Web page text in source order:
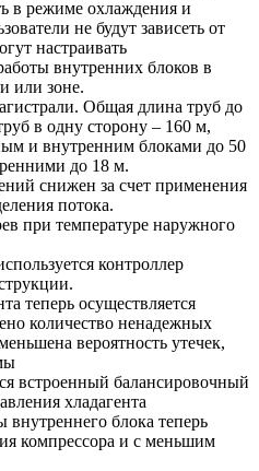
в режиме охлаждения и
не будут зависеть от
настраивать
внутренних блоков в
или зоне.
Общая длина труб до
в одну сторону – 160 м,
и внутренним блоками до 50
до 18 м.
снижен за счет применения
потока.
при температуре наружного
контроллер
теперь осуществляется
количество ненадежных
вероятность утечек,
встроенный балансировочный
хладагента
блока теперь
компрессора и с меньшим